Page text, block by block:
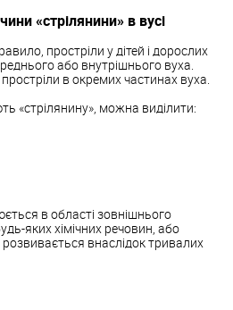
«стрілянини» в вусі
простріли у дітей і дорослих
або внутрішнього вуха.
в окремих частинах вуха.
«стрілянину», можна виділити:
в області зовнішнього
яких хімічних речовин, або
внаслідок тривалих